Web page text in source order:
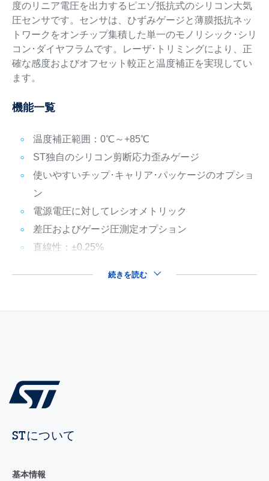
度のリニア電圧を出力するピエゾ抵抗式のシリコン大気
圧センサです。センサは、ひずみゲージと薄膜抵抗ネッ
トワークをオンチップ集積した単一のモノリシック･シリ
コン･ダイヤフラムです。レーザ･トリミングにより、正
確な感度およびオフセット較正と温度補正を実現してい
ます。
機能一覧
温度補正範囲：0℃～+85℃
ST独自のシリコン剪断応力歪みゲージ
使いやすいチップ･キャリア･パッケージのオプショ
ン
電源電圧に対してレシオメトリック
差圧およびゲージ圧測定オプション
直線性：±0.25%
続きを読む
STについて
基本情報